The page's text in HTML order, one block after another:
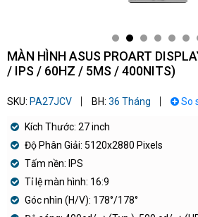
MÀN HÌNH ASUS PROART
/ IPS / 60HZ / 5MS / 400NITS)
SKU: PA27JCV BH: 36 Tháng So
Kích Thước: 27 inch
Độ Phân Giải: 5120x2880 Pixels
Tấm nền: IPS
Tỉ lệ màn hình: 16:9
Góc nhìn (H/V): 178°/178°